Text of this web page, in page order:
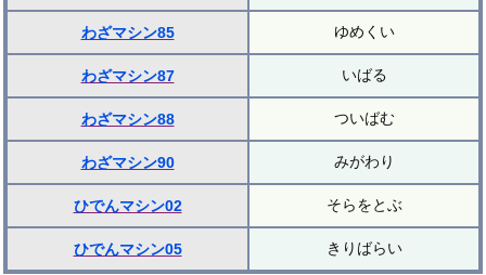
わざマシン85 ゆめくい
わざマシン87 いばる
わざマシン88 ついばむ
わざマシン90 みがわり
ひでんマシン02 そらをとぶ
ひでんマシン05 きりばらい